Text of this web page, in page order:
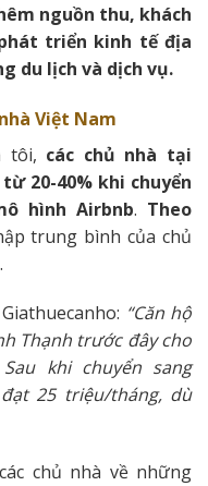
nguồn thu, khách
triển kinh tế địa
du lịch và dịch vụ.
Việt Nam
tôi, các chủ nhà tại
20-40% khi chuyển
hình Airbnb. Theo
trung bình của chủ
“Căn hộ
Thạnh trước đây cho
khi chuyển sang
25 triệu/tháng, dù
chủ nhà về những